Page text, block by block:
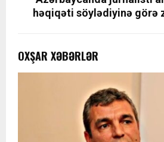
həqiqəti söylədiyinə görə
OXŞAR XƏBƏRLƏR